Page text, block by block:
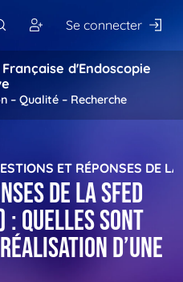
Se connecter
d'Endoscopie
– Qualité – Recherche
ET RÉPONSES DE
de la SFED
: quelles sont
d’une